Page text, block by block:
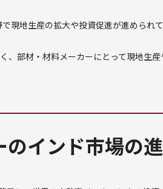
現地生産の拡大や投資促進が進められ
、部材・材料メーカーにとって現地生
インド市場の